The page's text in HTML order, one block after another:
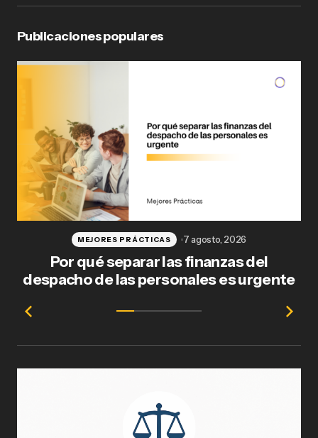
Publicaciones populares
Por qué separar las finanzas del
despacho de las personales es urgente
MEJORES PRÁCTICAS 7 agosto, 2026